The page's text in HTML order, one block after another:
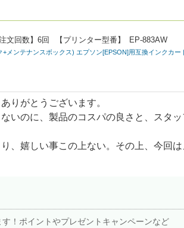
注文回数】 6回 【プリンター型番】 EP-883AW
メンテナンスボックス) エプソン[EPSON]用互換インクカー
りがとうございます。
いのに、製品のコスパの良さと、スタ
、嬉しい事この上ない。その上、今回
！ポイントやプレゼントキャンペーンなど